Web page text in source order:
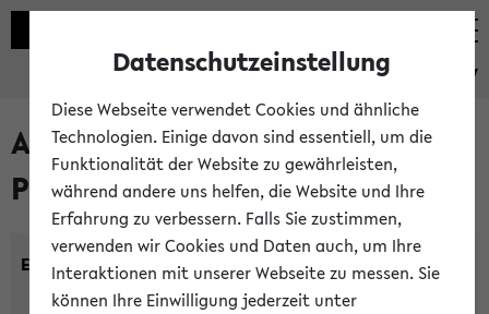
eKVV
Alle noch stattfindenden
Prüfungen
Einrichtung:
Datenschutzeinstellung
Diese Webseite verwendet Cookies und ähnliche
Technologien. Einige davon sind essentiell, um die
Funktionalität der Website zu gewährleisten,
während andere uns helfen, die Website und Ihre
Erfahrung zu verbessern. Falls Sie zustimmen,
verwenden wir Cookies und Daten auch, um Ihre
Interaktionen mit unserer Webseite zu messen. Sie
können Ihre Einwilligung jederzeit unter